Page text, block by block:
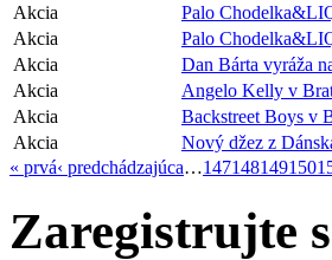
Akcia
Palo
Akcia
Palo
Akcia
Dan Bárta vyráža
Akcia
Angelo Kelly v
Akcia
Backstreet Boys v
Akcia
Nový džez z
« prvá‹ predchádzajúca…147148149150
Zaregistrujte